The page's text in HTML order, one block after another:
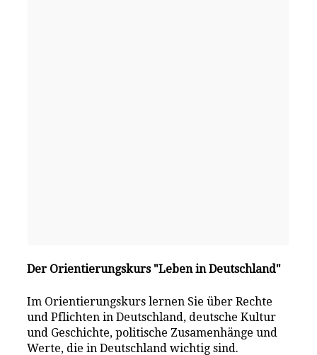
Der Orientierungskurs "Leben in Deutschland"
Im Orientierungskurs lernen Sie über Rechte
und Pflichten in Deutschland, deutsche Kultur
und Geschichte, politische Zusamenhänge und
Werte, die in Deutschland wichtig sind.